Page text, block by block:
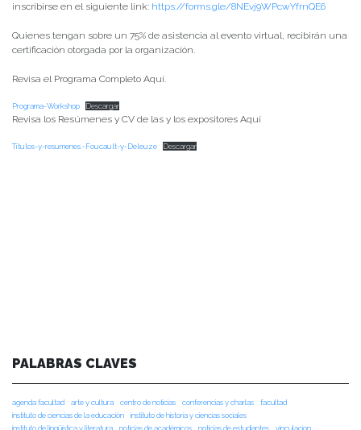
inscribirse en el siguiente link: https://forms.gle/8NEvj9WPcwYfrnQE6
Quienes tengan sobre un 75% de asistencia al evento virtual, recibirán una
certificación otorgada por la organización.
Revisa el Programa Completo Aquí.
Programa-Workshop Descargar
Revisa los Resúmenes y CV de las y los expositores Aquí
Títulos-y-resumenes.-Foucault-y-Deleuze Descargar
PALABRAS CLAVES
agenda facultad arte y cultura centro de noticias conferencias y charlas
facultad
instituto de ciencias de la educación
instituto de historia y ciencias sociales